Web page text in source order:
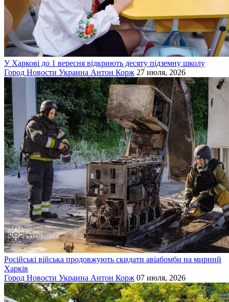
У Харкові до 1 вересня відкриють десяту підземну школу
Город Новости Украина Антон Корж 27 июля, 2026
Російські війська продовжують скидати авіабомби на мирний
Харків
Город Новости Украина Антон Корж 07 июля, 2026